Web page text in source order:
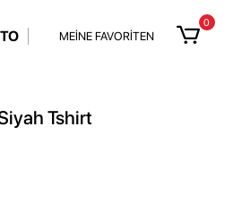
MEİNE FAVORİTEN
0
Tshirt